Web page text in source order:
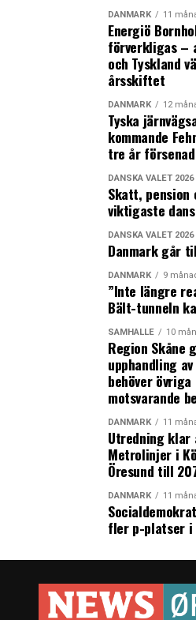
nu fått i uppdrag att utreda
– Jag ska inte förneka att
ligger mig varmt om hjärtat
jag anser självklart också att
programmet inte får möjlighet
nuvarande form. Samtidigt är
ligger i styrelsens händer och
självklart efter. Som tur är
ambassadörsprogrammet en
regionen, vilket den framtida
avspegla, uttalar sig Stig
Han instämmer i avgående
slutsats om att Medicon
strategi försvåras av
Copenhagensamarbetet
och 2 regioner. Det är ett
gemensamma organisationer
de skånska kommunerna blivit
Dansk-svenska diskussioner
pågår men med viss
skånska offentligheten. (News
Läs mer: Medicon Valley
Fakta: Rapport om
Alliance pekar på
I en rapport som
13 mars lyfts
DANMARK 11
Energiö
förverkligas –
och Tyskland
årsskiftet
DANMARK 12
Tyska
kommande
tre år försenad
DANSKA VALET 2026
Skatt,
viktigaste
DANSKA VALET 2026
Danmark går
DANMARK 9
”Inte längre
Bält-tunneln
SAMHÄLLE 10
Region Skåne
upphandling
behöver
motsvarande
DANMARK 11
Utredning klar
Metrolinjer i
Öresund till
DANMARK 11
fler p-platser i